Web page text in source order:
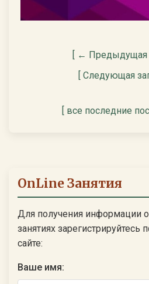
[ ← Предыдущая
[ Следующая
[ все последние
OnLine Занятия
Для получения информации
занятиях зарегистрируйтесь
сайте:
Ваше имя: